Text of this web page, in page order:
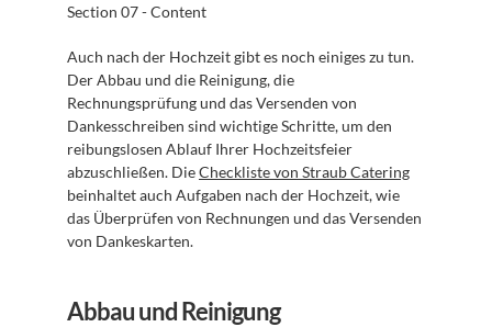
Section 07 - Content
Auch nach der Hochzeit gibt es noch einiges zu tun.
Der Abbau und die Reinigung, die
Rechnungsprüfung und das Versenden von
Dankesschreiben sind wichtige Schritte, um den
reibungslosen Ablauf Ihrer Hochzeitsfeier
abzuschließen. Die Checkliste von Straub Catering
beinhaltet auch Aufgaben nach der Hochzeit, wie
das Überprüfen von Rechnungen und das Versenden
von Dankeskarten.
Abbau und Reinigung